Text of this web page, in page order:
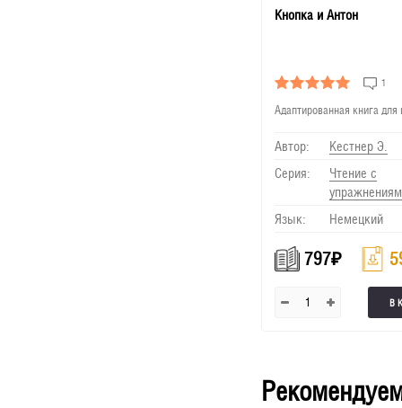
Кнопка и Антон
1
Адаптированная книга
Автор:
Кестнер Э.
Серия:
Чтение с
Язык:
Немецкий
797₽
В